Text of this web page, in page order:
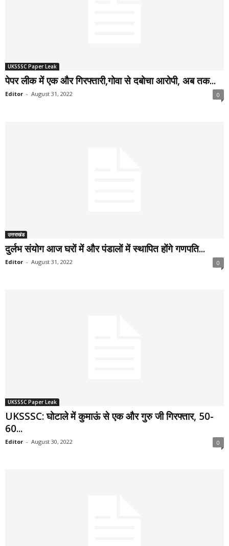
UKSSSC Paper Leak
पेपर लीक में एक और गिरफ्तारी,गोवा से दबोचा आरोपी, अब तक...
Editor - August 31, 2022 0
उत्तराखंड
दुर्लभ संयोग आज घरों में और पंडालों में स्थापित होंगे गणपति...
Editor - August 31, 2022 0
UKSSSC Paper Leak
UKSSSC: घोटाले में कुमाऊं से एक और गुरु जी गिरफ्तार, 50-
60...
Editor - August 30, 2022 0